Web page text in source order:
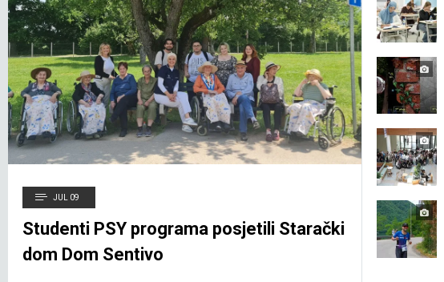
JUL 09
Studenti PSY programa posjetili Starački
dom Dom Sentivo